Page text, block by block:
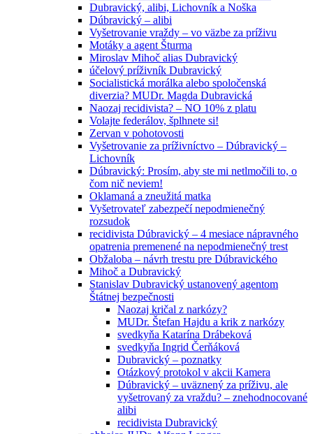
Dubravický, alibi, Lichovník a Noška
Dúbravický – alibi
Vyšetrovanie vraždy – vo väzbe za príživu
Motáky a agent Šturma
Miroslav Mihoč alias Dubravický
účelový príživník Dubravický
Socialistická morálka alebo spoločenská
diverzia? MUDr. Magda Dubravická
Naozaj recidivista? – NO 10% z platu
Volajte federálov, šplhnete si!
Zervan v pohotovosti
Vyšetrovanie za príživníctvo – Dúbravický –
Lichovník
Dúbravický: Prosím, aby ste mi netlmočili to, o
čom nič neviem!
Oklamaná a zneužitá matka
Vyšetrovateľ zabezpečí nepodmienečný
rozsudok
recidivista Dúbravický – 4 mesiace nápravného
opatrenia premenené na nepodmienečný trest
Obžaloba – návrh trestu pre Dúbravického
Mihoč a Dubravický
Stanislav Dubravický ustanovený agentom
Štátnej bezpečnosti
Naozaj kričal z narkózy?
MUDr. Štefan Hajdu a krik z narkózy
svedkyňa Katarína Drábeková
svedkyňa Ingrid Čerňáková
Dubravický – poznatky
Otázkový protokol v akcii Kamera
Dúbravický – uväznený za príživu, ale
vyšetrovaný za vraždu? – znehodnocované
alibi
recidivista Dubravický